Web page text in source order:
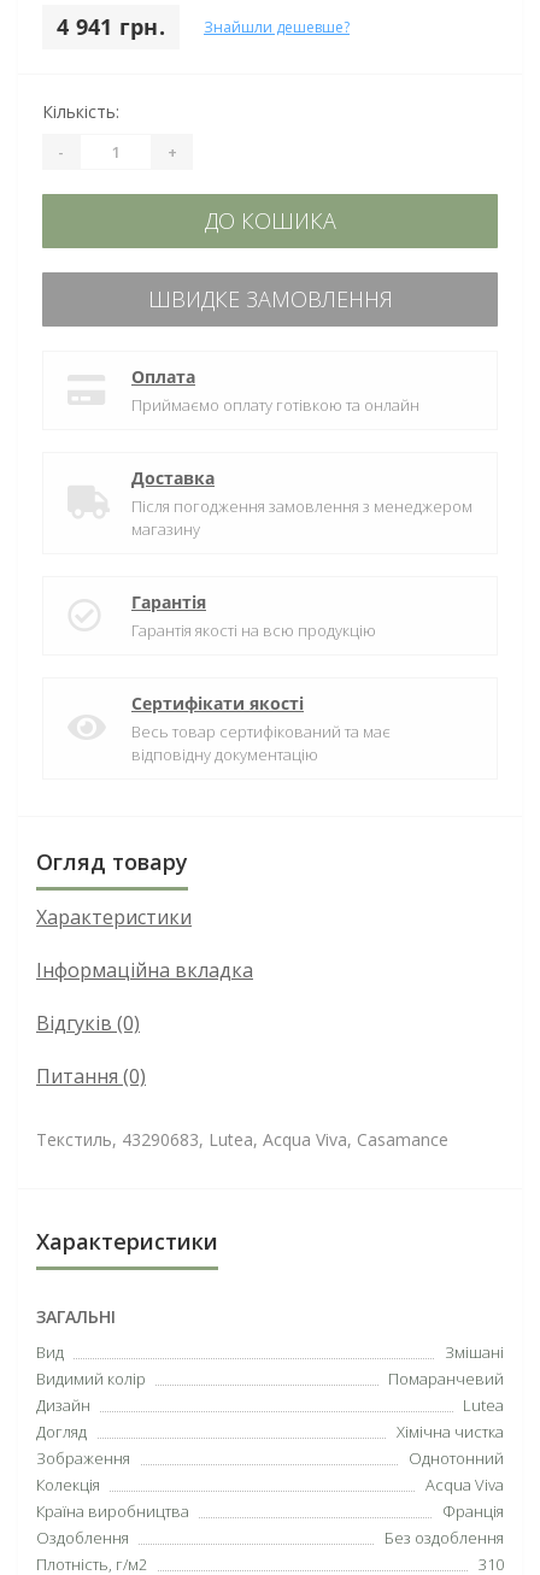
4 941 грн. Знайшли дешевше?
Кількість:
- +
ДО КОШИКА
ШВИДКЕ ЗАМОВЛЕННЯ
Оплата
Приймаємо оплату готівкою та онлайн
Доставка
Після погодження замовлення з менеджером
магазину
Гарантія
Гарантія якості на всю продукцію
Сертифікати якості
Весь товар сертифікований та має
відповідну документацію
Огляд товару
Характеристики
Інформаційна вкладка
Відгуків (0)
Питання (0)
Текстиль, 43290683, Lutea, Acqua Viva, Casamance
Характеристики
ЗАГАЛЬНІ
Вид
Змішані
Видимий колір
Помаранчевий
Дизайн
Lutea
Догляд
Хімічна чистка
Зображення
Однотонний
Колекція
Acqua Viva
Країна виробництва
Франція
Оздоблення
Без оздоблення
Плотність, г/м2
310